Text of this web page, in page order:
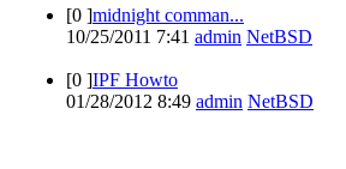
[0 ]midnight comman...
10/25/2011 7:41 admin NetBSD
[0 ]IPF Howto
01/28/2012 8:49 admin NetBSD